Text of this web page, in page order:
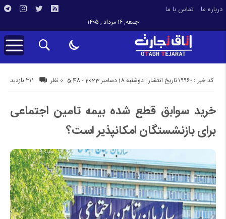
درباره ما تماس با ما
جمعه, ۱۶ مرداد , ۱۴۰۵
تاریخ انتشار : دوشنبه 18 دسامبر 2023 - 5:48 311 بازدید کد خبر : 19960 0 نظر
خرید سوابق قطع شده بیمه تامین اجتماعی
برای بازنشستگان امکانپذیر است؟